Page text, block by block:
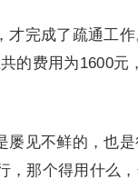
完成了疏通工
的费用为1600元
见不鲜的，也是
那个得用什么